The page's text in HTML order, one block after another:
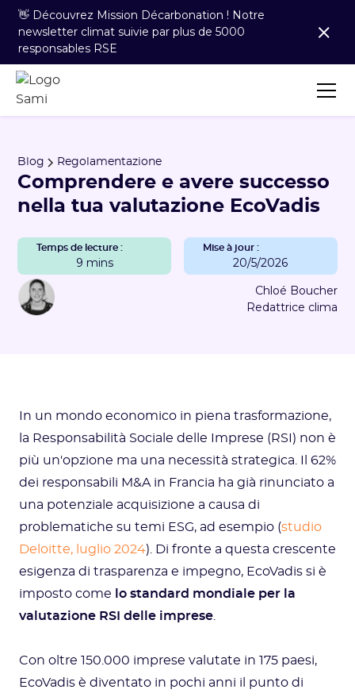
👋 Découvrez Mission Décarbonation ! Notre
newsletter climat suivie par plus de 5000
responsables RSE
Blog Regolamentazione
Comprendere e avere successo
nella tua valutazione EcoVadis
Temps de lecture :
9 mins
Mise à jour :
20/5/2026
Chloé Boucher
Redattrice clima
In un mondo economico in piena trasformazione,
la Responsabilità Sociale delle Imprese (RSI) non è
più un'opzione ma una necessità strategica. Il 62%
dei responsabili M&A in Francia ha già rinunciato a
una potenziale acquisizione a causa di
problematiche su temi ESG, ad esempio (studio
Deloitte, luglio 2024). Di fronte a questa crescente
esigenza di trasparenza e impegno, EcoVadis si è
imposto come
lo standard mondiale per la
valutazione RSI delle imprese
Con oltre 150.000 imprese valutate in 175 paesi,
EcoVadis è diventato in pochi anni il punto di